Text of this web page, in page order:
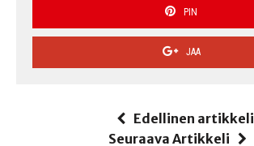
PIN
JAA
Edellinen artikkeli
Seuraava Artikkeli